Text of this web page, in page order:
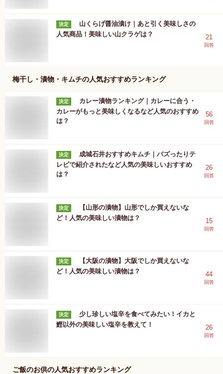
決定
山くらげ醤油漬け｜あと引く美味しさの
人気商品！美味しい山クラゲは？
21
回答
梅干し・漬物・キムチの人気おすすめランキング
決定
カレー漬物ランキング｜カレーに合う・
カレーがもっと美味しくなるなど人気のおすすめ
は？
56
回答
決定
成城石井おすすめキムチ｜バズったりテ
レビで紹介されたなど人気の美味しいおすすめ
は？
26
回答
決定
【山形の漬物】山形でしか買えないな
ど！人気の美味しい漬物は？
15
回答
決定
【大阪の漬物】大阪でしか買えないな
ど！人気の美味しい漬物は？
44
回答
決定
少し珍しい塩辛を食べてみたい！イカと
鰹以外の美味しい塩辛を教えて！
26
回答
ご飯のお供の人気おすすめランキング